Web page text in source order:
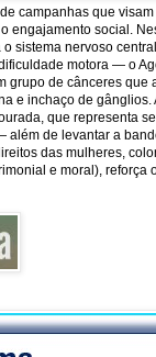
campanhas que
engajamento social.
sistema nervoso
motora — o
grupo de cânceres
e inchaço de
que representa
de levantar a
das mulheres,
e moral),